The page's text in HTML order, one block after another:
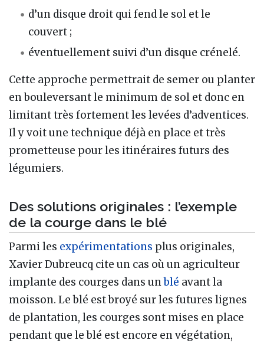
d’un disque droit qui fend le sol et le
couvert ;
éventuellement suivi d’un disque crénelé.
Cette approche permettrait de semer ou planter
en bouleversant le minimum de sol et donc en
limitant très fortement les levées d’adventices.
Il y voit une technique déjà en place et très
prometteuse pour les itinéraires futurs des
légumiers.
Des solutions originales : l’exemple
de la courge dans le blé
Parmi les expérimentations plus originales,
Xavier Dubreucq cite un cas où un agriculteur
implante des courges dans unblé avant la
moisson. Le blé est broyé sur les futures lignes
de plantation, les courges sont mises en place
pendant que le blé est encore en végétation,